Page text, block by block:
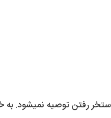
رفتن توصیه نمیشود.